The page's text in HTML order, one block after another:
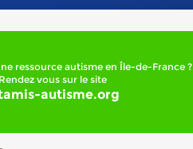
ressource autisme en Île-de-France ?
Rendez vous sur le site
autisme.org